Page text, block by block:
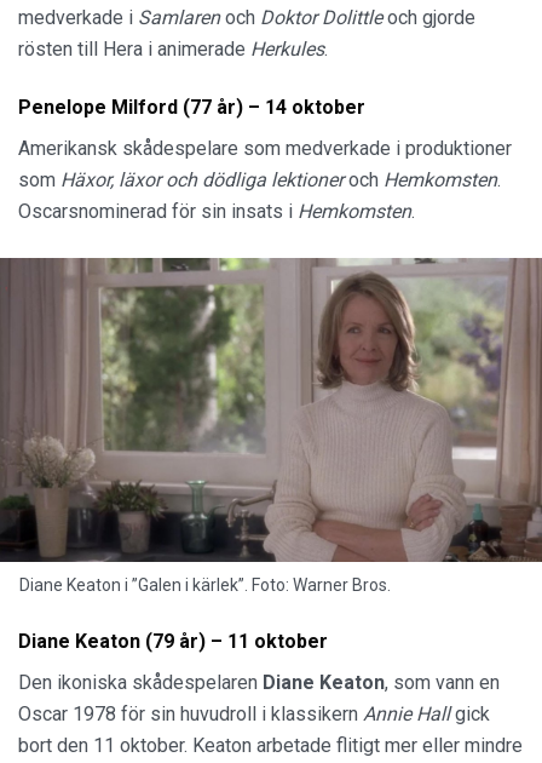
medverkade i Samlarenoch Doktor Dolittleoch gjorde
rösten till Hera i animerade Herkules.
Penelope Milford (77 år) – 14 oktober
Amerikansk skådespelare som medverkade i produktioner
som Häxor, läxor och dödliga lektioneroch Hemkomsten.
Oscarsnominerad för sin insats i Hemkomsten.
Diane Keaton i ”Galen i kärlek”. Foto: Warner Bros.
Diane Keaton (79 år) – 11 oktober
Den ikoniska skådespelaren Diane Keaton, som vann en
Oscar 1978 för sin huvudroll i klassikern Annie Hallgick
bort den 11 oktober. Keaton arbetade flitigt mer eller mindre